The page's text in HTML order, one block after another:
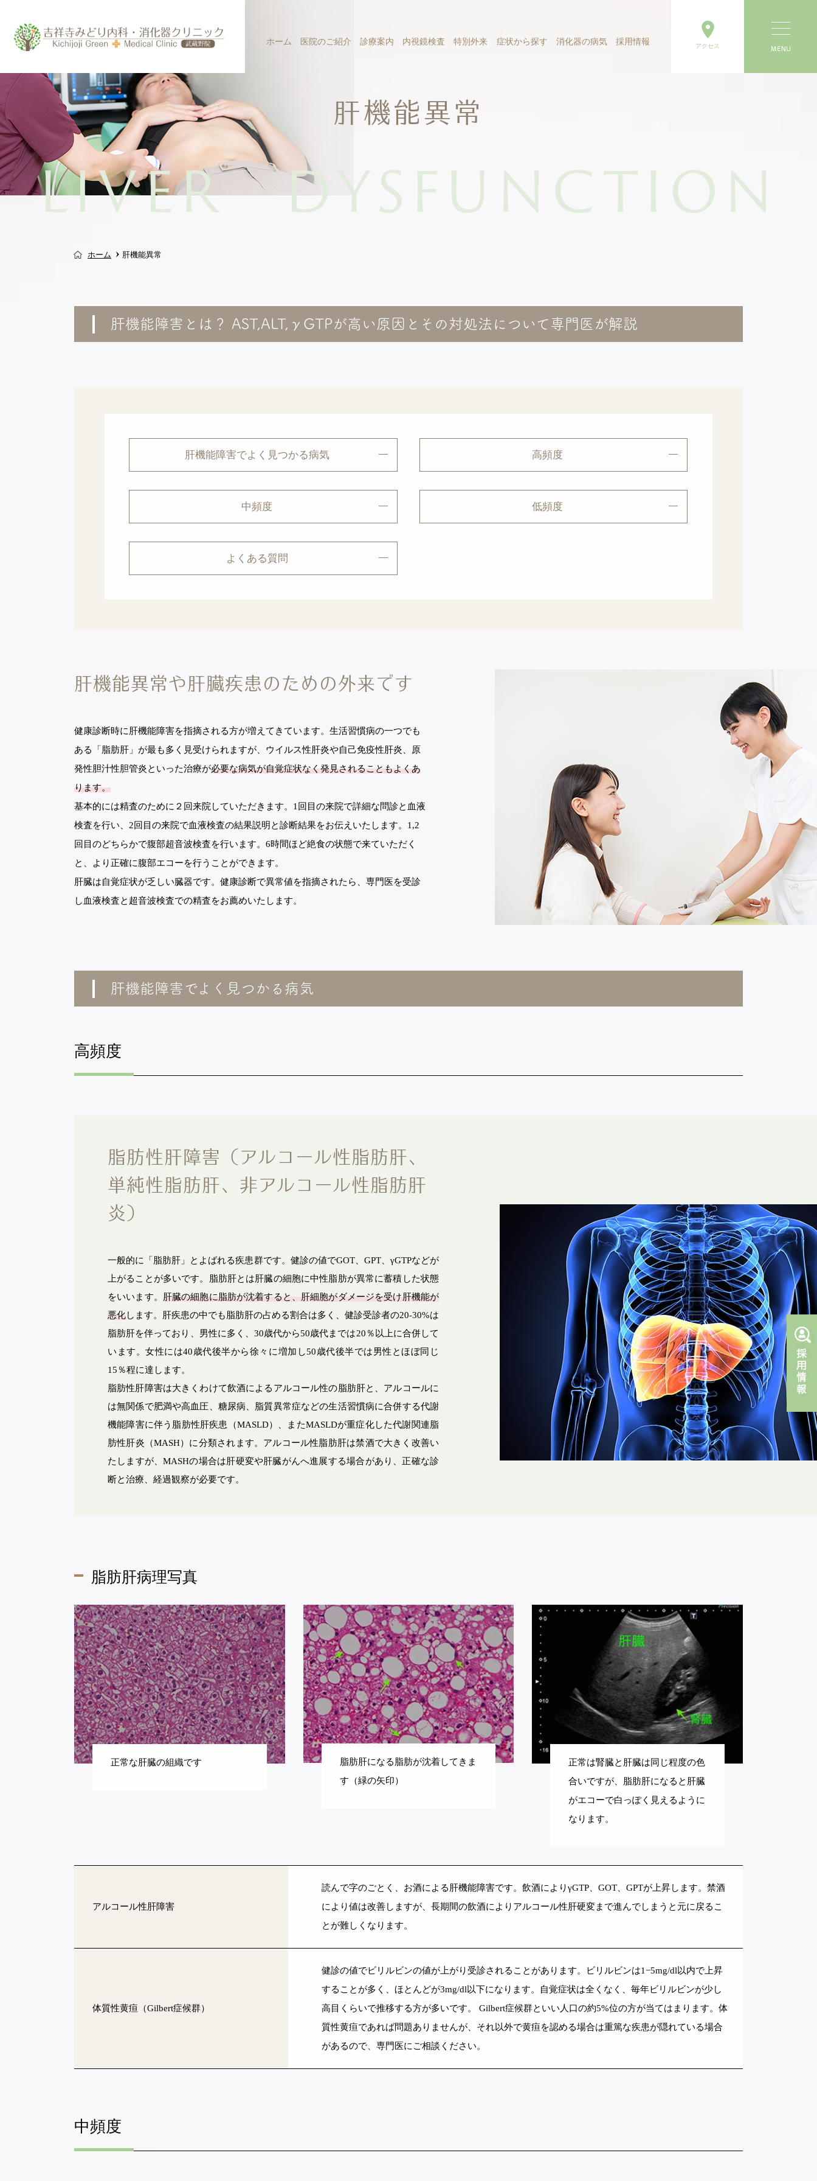
ホーム 医院のご紹介
初めての方へ 医師のご紹介 院内の様子
診療案内
内科 消化器内科 肝臓内科
健診・予防接種
メディカルダイエット
プログラム（自費診療）
内視鏡検査
胃カメラ 大腸カメラ
特別外来
発熱・かぜ外来 脂肪肝外来
大腸カメラ特設ページ
症状から探す
胃痛 腹痛
便秘
消化器の病気
食道の病気 胃の病気
肛門の病気
採用情報 アクセス
ホーム
医院のご紹介
採用情報
診療報酬等についての掲示
スタッフブログ
医師ブログ
診療案内
内科
呼吸器内科
内視鏡ドック
糖尿病内科
健診・予防接種
メディカルダイエット
プログラム（自費診療）
内視鏡検査
胃カメラ
大腸カメラ特設ページ
無料胃がんリスク検査
胸焼け
下痢
便秘
血便
便潜血
肝機能異常
腸の病気
肛門の病気
肝臓の病気
医院案内
医療法人社団 ウェルリード
肝機能異常
LIVER DYSFUNCTION
ホーム 肝機能異常
肝機能障害とは？ AST,ALT,γGTPが高い原因とその対処法について専門医が解説
肝機能障害でよく見つかる病気 高頻度
中頻度 低頻度
よくある質問
肝機能異常や肝臓疾患の ための外来です
健康診断時に肝機能障害を指摘される方が増えてきています。生活習慣病の一つでも
ある「脂肪肝」が最も多く見受けられますが、ウイルス性肝炎や自己免疫性肝炎、原
発性胆汁性胆管炎といった治療が必要な病気が自覚症状なく発見されることもよくあ
ります。
基本的には精査のために２回来院していただきます。1回目の来院で詳細な問診と血液
検査を行い、2回目の来院で血液検査の結果説明と診断結果をお伝えいたします。1,2
回目のどちらかで腹部超音波検査を行います。6時間ほど絶食の状態で来ていただく
と、より正確に腹部エコーを行うことができます。
肝臓は自覚症状が乏しい臓器です。健康診断で異常値を指摘されたら、専門医を受診
し血液検査と超音波検査での精査をお薦めいたします。
肝機能障害でよく見つかる病気
高頻度
脂肪性肝障害（アルコール性脂肪肝、
単純性脂肪肝、非アルコール性脂肪肝
炎）
一般的に「脂肪肝」とよばれる疾患群です。健診の値でGOT、GPT、γGTPなどが
上がることが多いです。脂肪肝とは肝臓の細胞に中性脂肪が異常に蓄積した状態
をいいます。 肝臓の細胞に脂肪が沈着すると、肝細胞がダメージを受け肝機能が
悪化します。肝疾患の中でも脂肪肝の占める割合は多く、健診受診者の20-30%は
脂肪肝を伴っており、男性に多く、30歳代から50歳代までは20％以上に合併して
います。女性には40歳代後半から徐々に増加し50歳代後半では男性とほぼ同じ
15％程に達します。
脂肪性肝障害は大きくわけて飲酒によるアルコール性の脂肪肝と、アルコールに
は無関係で肥満や高血圧、糖尿病、脂質異常症などの生活習慣病に合併する代謝
機能障害に伴う脂肪性肝疾患（MASLD）、またMASLDが重症化した代謝関連脂
肪性肝炎（MASH）に分類されます。アルコール性脂肪肝は禁酒で大きく改善い
たしますが、MASHの場合は肝硬変や肝臓がんへ進展する場合があり、正確な診
断と治療、経過観察が必要です。
脂肪肝病理写真
正常な肝臓の組織です
脂肪肝になる脂肪が沈着してきま
す（緑の矢印）
正常は腎臓と肝臓は同じ程度の色
合いですが、脂肪肝になると肝臓
がエコーで白っぽく見えるように
なります。
アルコール性肝障害
読んで字のごとく、お酒による肝機能障害です。飲酒によりγGTP、GOT、GPTが上昇します。禁酒
により値は改善しますが、長期間の飲酒によりアルコール性肝硬変まで進んでしまうと元に戻るこ
とが難しくなります。
体質性黄疸（Gilbert症候群）
健診の値でビリルビンの値が上がり受診されることがあります。ビリルビンは1−5mg/dl以内で上昇
することが多く、ほとんどが3mg/dl以下になります。自覚症状は全くなく、毎年ビリルビンが少し
高目くらいで推移する方が多いです。 Gilbert症候群といい人口の約5%位の方が当てはまります。体
質性黄疸であれば問題ありませんが、それ以外で黄疸を認める場合は重篤な疾患が隠れている場合
があるので、専門医にご相談ください。
中頻度